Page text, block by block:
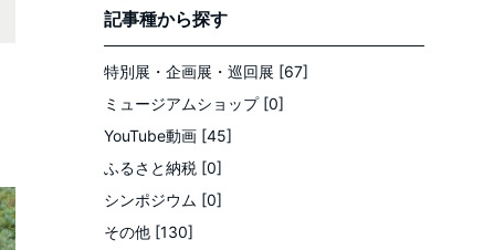
記事種から探す
特別展・企画展・巡回展 [67]
ミュージアムショップ [0]
YouTube動画 [45]
ふるさと納税 [0]
シンポジウム [0]
その他 [130]